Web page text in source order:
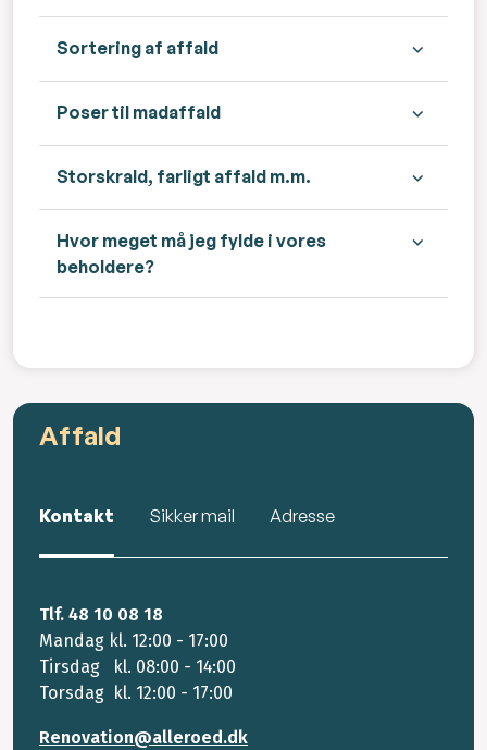
Sortering af affald
Poser til madaffald
Storskrald, farligt affald m.m.
Hvor meget må jeg fylde i vores
beholdere?
Affald
Kontakt Sikker mail Adresse
Tlf. 48 10 08 18
Mandag kl. 12:00 - 17:00
Tirsdag kl. 08:00 - 14:00
Torsdag kl. 12:00 - 17:00
Renovation@alleroed.dk